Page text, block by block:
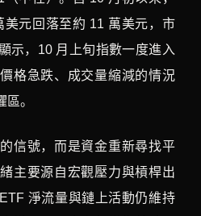
美元回落至約 11 萬美元，市
示，10 月上旬指數一度進入
格急跌、成交量縮減的情況
。
信號，而是資金重新尋找平
主要源自宏觀壓力與槓桿出
淨流量與鏈上活動仍維持